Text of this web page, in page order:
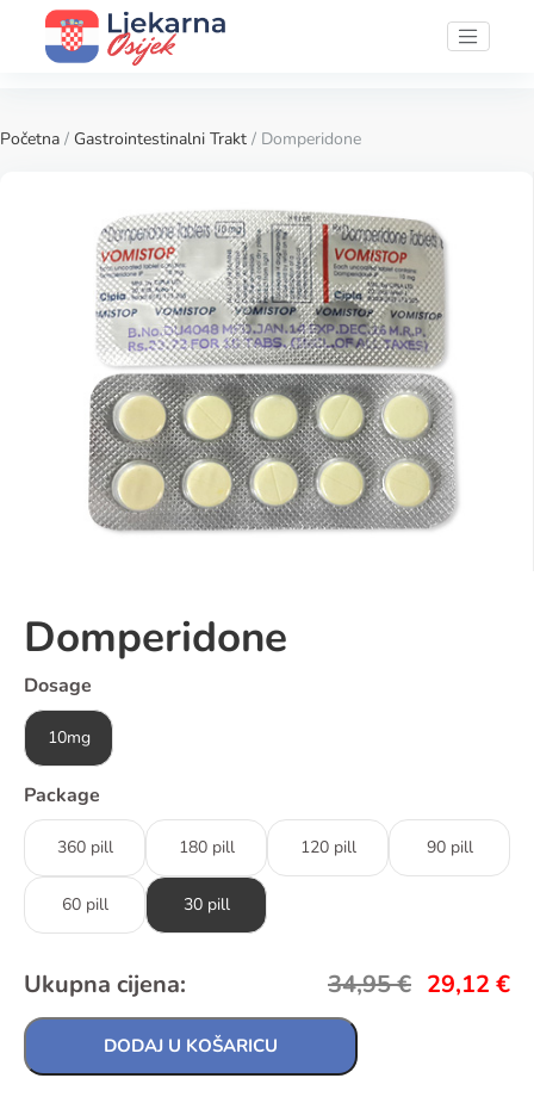
Početna / Gastrointestinalni Trakt / Domperidone
Domperidone
Dosage
10mg
Package
360 pill 180 pill 120 pill 90 pill
60 pill 30 pill
Ukupna cijena: 34,95€ 29,12 €
DODAJ U KOŠARICU